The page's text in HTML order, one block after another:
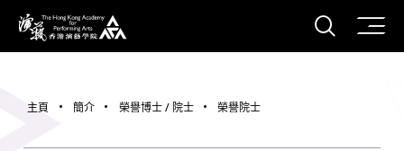
香港演藝學院
打開
主頁 簡介 榮譽博士 / 院士 榮譽院士